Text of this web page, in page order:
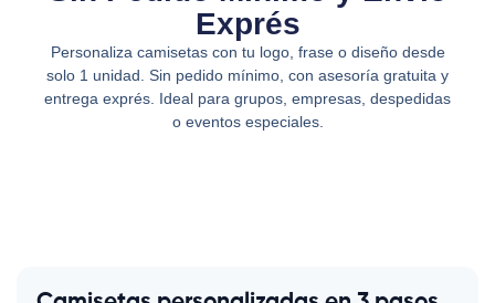
Exprés
Personaliza camisetas con tu logo, frase o diseño desde
solo 1 unidad. Sin pedido mínimo, con asesoría gratuita y
entrega exprés. Ideal para grupos, empresas, despedidas
o eventos especiales.